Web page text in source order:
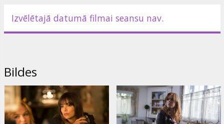
Izvēlētajā datumā filmai seansu nav.
Bildes